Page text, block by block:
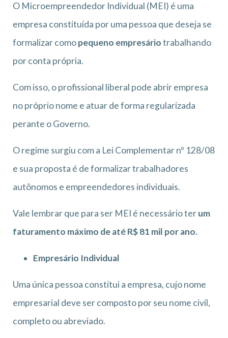
O Microempreendedor Individual (MEI) é uma
empresa constituída por uma pessoa que deseja se
formalizar comopequeno empresáriotrabalhando
por conta própria.
Com isso, o profissional liberal pode abrir empresa
no próprio nome e atuar de forma regularizada
perante o Governo.
O regime surgiu com a Lei Complementar nº 128/08
e sua proposta é de formalizar trabalhadores
autônomos e empreendedores individuais.
Vale lembrar que para ser MEI é necessário terum
faturamento máximo de até R$ 81 mil por ano.
Empresário Individual
Uma única pessoa constitui a empresa, cujo nome
empresarial deve ser composto por seu nome civil,
completo ou abreviado.